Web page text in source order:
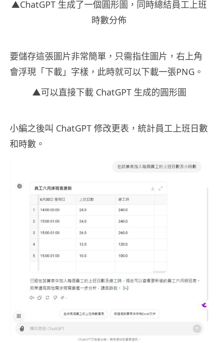
▲ChatGPT 生成了一個圓形圖，同時總結員工上班
時數分佈
要儲存這張圖片非常簡單，只需指住圖片，右上角
會浮現「下載」字樣，此時就可以下載一張PNG。
▲可以直接下載 ChatGPT 生成的圓形圖
小編之後叫 ChatGPT 修改更表，統計員工上班日數
和時數。